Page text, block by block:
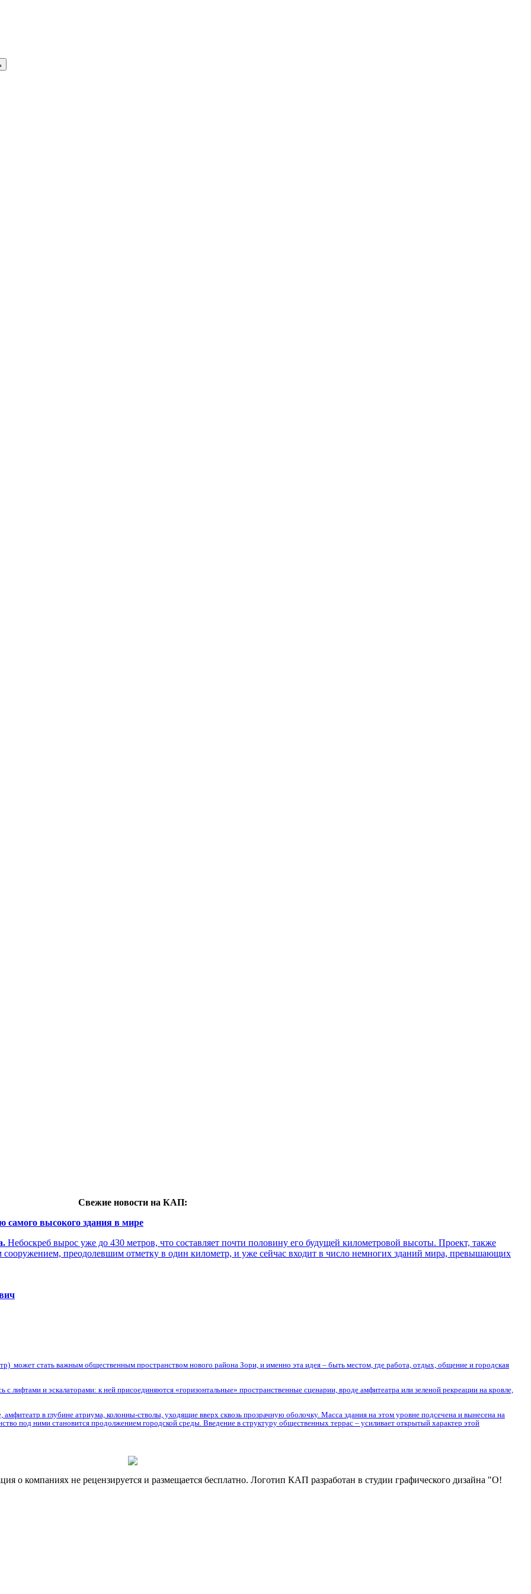
Свежие новости на КАП:
самого высокого здания в мире
Небоскреб вырос уже до 430 метров, что составляет почти половину его будущей километровой высоты. Проект, также
сооружением, преодолевшим отметку в один километр, и уже сейчас входит в число немногих зданий мира, превышающих
может стать важным общественным пространством нового района Зори, и именно эта идея – быть местом, где работа, отдых, общение и городская
лифтами и эскалаторами: к ней присоединяются «горизонтальные» пространственные сценарии, вроде амфитеатра или зеленой рекреации на кровле,
в глубине атриума, колонны-стволы, уходящие вверх сквозь прозрачную оболочку. Масса здания на этом уровне подсечена и вынесена на
под ними становится продолжением городской среды. Введение в структуру общественных террас – усиливает открытый характер этой
компаниях не рецензируется и размещается бесплатно. Логотип КАП разработан в студии графического дизайна "О!